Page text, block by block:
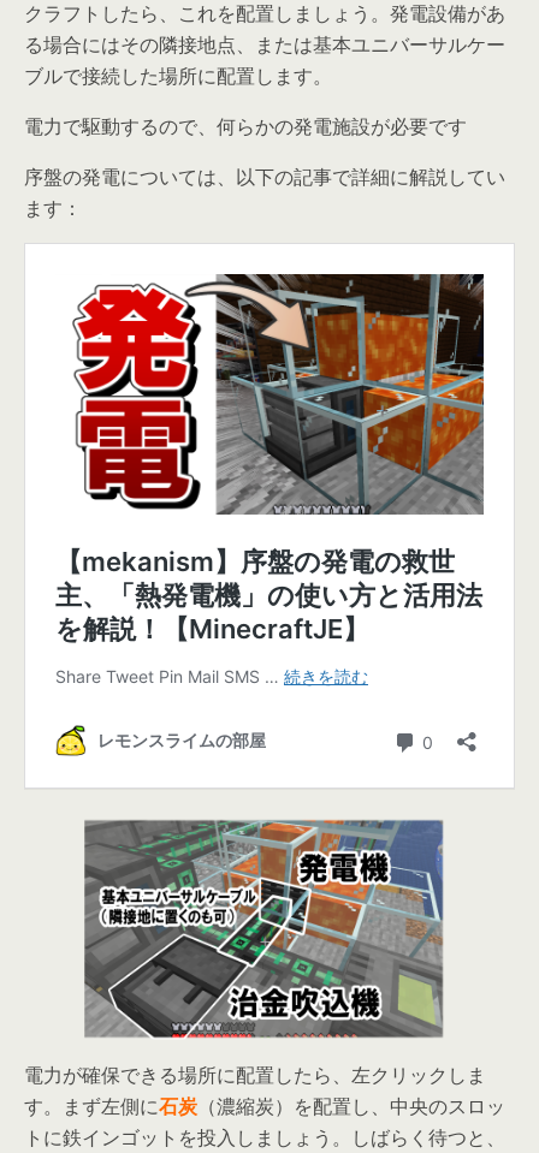
クラフトしたら、これを配置しましょう。発電設備があ
る場合にはその隣接地点、または基本ユニバーサルケー
ブルで接続した場所に配置します。
電力で駆動するので、何らかの発電施設が必要です
序盤の発電については、以下の記事で詳細に解説してい
ます：
電力が確保できる場所に配置したら、左クリックしま
す。まず左側に石炭 （濃縮炭）を配置し、中央のスロッ
トに鉄インゴットを投入しましょう。しばらく待つと、